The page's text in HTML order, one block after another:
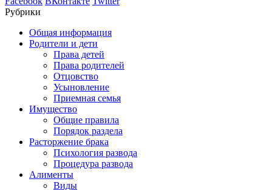
Рубрики
Общая информация
Родители и дети
Права детей
Права родителей
Отцовство
Усыновление
Приемная семья
Имущество
Общие правила
Порядок раздела
Расторжение брака
Психология развода
Процедура развода
Алименты
Виды